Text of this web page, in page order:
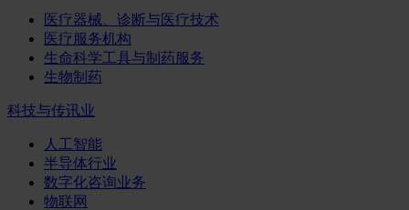
医疗器械、诊断与医疗技术
医疗服务机构
生命科学工具与制药服务
生物制药
科技与传讯业
人工智能
半导体行业
数字化咨询业务
物联网